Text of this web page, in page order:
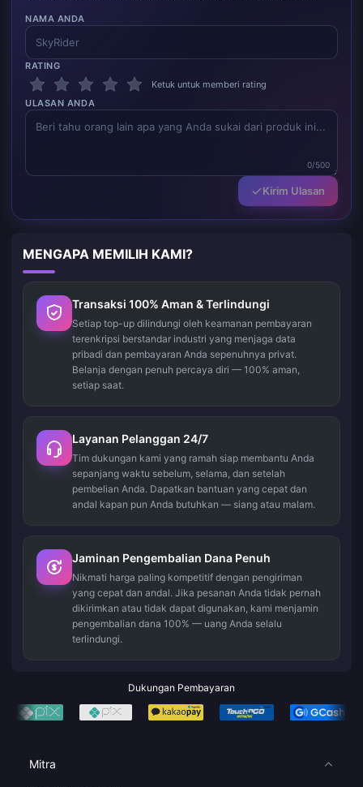
NAMA ANDA
RATING
Ketuk untuk memberi rating
ULASAN ANDA
0/500
Kirim Ulasan
MENGAPA MEMILIH KAMI?
Transaksi 100% Aman & Terlindungi
Setiap top-up dilindungi oleh keamanan pembayaran
terenkripsi berstandar industri yang menjaga data
pribadi dan pembayaran Anda sepenuhnya privat.
Belanja dengan penuh percaya diri — 100% aman,
setiap saat.
Layanan Pelanggan 24/7
Tim dukungan kami yang ramah siap membantu Anda
sepanjang waktu sebelum, selama, dan setelah
pembelian Anda. Dapatkan bantuan yang cepat dan
andal kapan pun Anda butuhkan — siang atau malam.
Jaminan Pengembalian Dana Penuh
Nikmati harga paling kompetitif dengan pengiriman
yang cepat dan andal. Jika pesanan Anda tidak pernah
dikirimkan atau tidak dapat digunakan, kami menjamin
pengembalian dana 100% — uang Anda selalu
terlindungi.
Dukungan Pembayaran
Mitra